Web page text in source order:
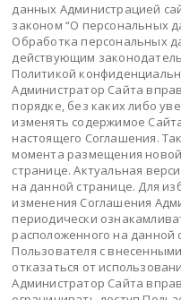
данных Администрацией
законом “О персональных
Обработка персональных
действующим
Политикой
Администратор Сайта
порядке, без каких либо
изменять содержимое
настоящего Соглашения.
момента размещения
странице. Актуальная
на данной странице. Для
изменения Соглашения
периодически
расположенного на данной
Пользователя с
отказаться от
Администратор Сайта